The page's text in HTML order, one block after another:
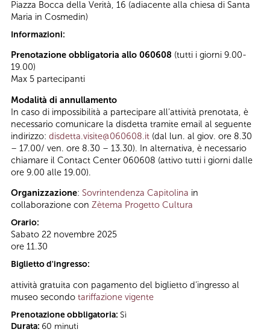
Piazza Bocca della Verità, 16 (adiacente alla chiesa di Santa
Maria in Cosmedin)
Informazioni:
Prenotazione obbligatoria allo 060608 (tutti i giorni 9.00-
19.00)
Max 5 partecipanti
Modalità di annullamento
In caso di impossibilità a partecipare all’attività prenotata, è
necessario comunicare la disdetta tramite email al seguente
indirizzo: disdetta.visite@060608.it (dal lun. al giov. ore 8.30
– 17.00/ ven. ore 8.30 – 13.30). In alternativa, è necessario
chiamare il Contact Center 060608 (attivo tutti i giorni dalle
ore 9.00 alle 19.00).
Organizzazione: Sovrintendenza Capitolina in
collaborazione con Zètema Progetto Cultura
Orario:
Sabato 22 novembre 2025
ore 11.30
Biglietto d'ingresso:
attività gratuita con pagamento del biglietto d’ingresso al
museo secondo tariffazione vigente
Prenotazione obbligatoria: Sì
Durata: 60 minuti